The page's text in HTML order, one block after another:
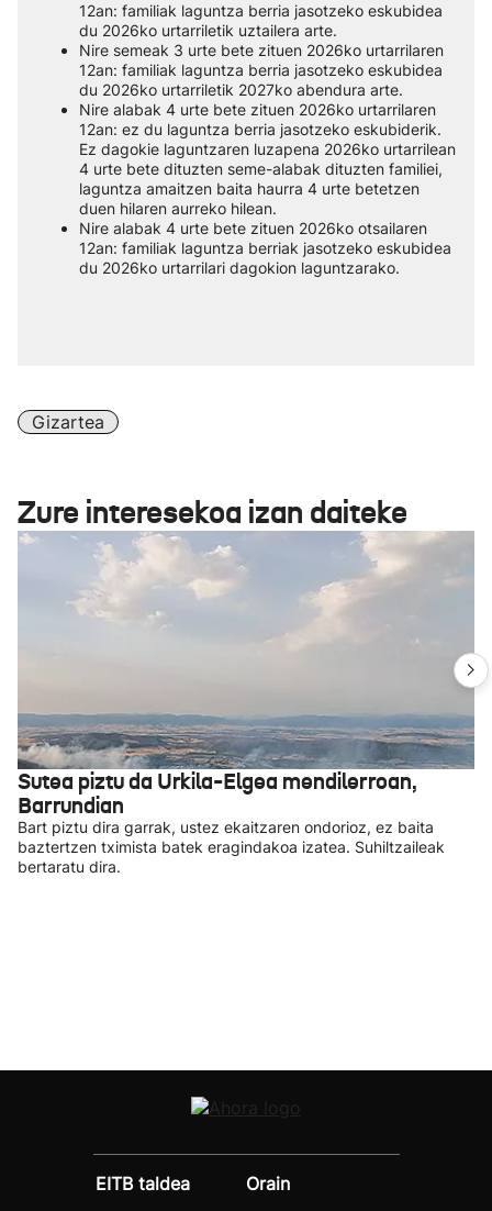
12an: familiak laguntza berria jasotzeko eskubidea
du 2026ko urtarriletik uztailera arte.
Nire semeak 3 urte bete zituen 2026ko urtarrilaren
12an: familiak laguntza berria jasotzeko eskubidea
du 2026ko urtarriletik 2027ko abendura arte.
Nire alabak 4 urte bete zituen 2026ko urtarrilaren
12an: ez du laguntza berria jasotzeko eskubiderik.
Ez dagokie laguntzaren luzapena 2026ko urtarrilean
4 urte bete dituzten seme-alabak dituzten familiei,
laguntza amaitzen baita haurra 4 urte betetzen
duen hilaren aurreko hilean.
Nire alabak 4 urte bete zituen 2026ko otsailaren
12an: familiak laguntza berriak jasotzeko eskubidea
du 2026ko urtarrilari dagokion laguntzarako.
Gizartea
Zure interesekoa izan daiteke
Sutea piztu da Urkila-Elgea mendilerroan,
Barrundian
Bart piztu dira garrak, ustez ekaitzaren ondorioz, ez baita
baztertzen tximista batek eragindakoa izatea. Suhiltzaileak
bertaratu dira.
EITB taldea
Orain